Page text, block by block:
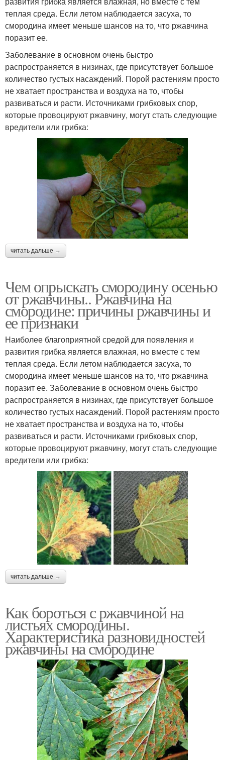
теплая среда. Если летом наблюдается засуха, то
смородина имеет меньше шансов на то, что ржавчина
поразит ее.
Заболевание в основном очень быстро
распространяется в низинах, где присутствует большое
количество густых насаждений. Порой растениям просто
не хватает пространства и воздуха на то, чтобы
развиваться и расти. Источниками грибковых спор,
которые провоцируют ржавчину, могут стать следующие
вредители или грибка:
читать дальше →
Чем опрыскать смородину осенью
от ржавчины.. Ржавчина на
смородине: причины ржавчины и
ее признаки
Наиболее благоприятной средой для появления и
развития грибка является влажная, но вместе с тем
теплая среда. Если летом наблюдается засуха, то
смородина имеет меньше шансов на то, что ржавчина
поразит ее. Заболевание в основном очень быстро
распространяется в низинах, где присутствует большое
количество густых насаждений. Порой растениям просто
не хватает пространства и воздуха на то, чтобы
развиваться и расти. Источниками грибковых спор,
которые провоцируют ржавчину, могут стать следующие
вредители или грибка:
читать дальше →
Как бороться с ржавчиной на
листьях смородины.
Характеристика разновидностей
ржавчины на смородине